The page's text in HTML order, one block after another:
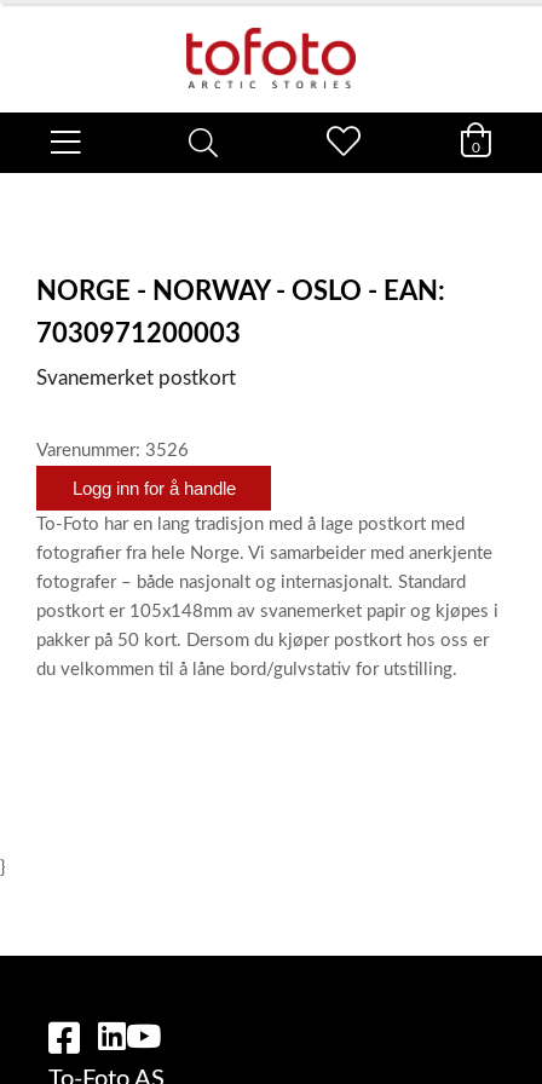
0
NORGE - NORWAY - OSLO - EAN:
7030971200003
Svanemerket postkort
Varenummer: 3526
Logg inn for å handle
To-Foto har en lang tradisjon med å lage postkort med
fotografier fra hele Norge. Vi samarbeider med anerkjente
fotografer – både nasjonalt og internasjonalt. Standard
postkort er 105x148mm av svanemerket papir og kjøpes i
pakker på 50 kort. Dersom du kjøper postkort hos oss er
du velkommen til å låne bord/gulvstativ for utstilling.
}
To-Foto AS